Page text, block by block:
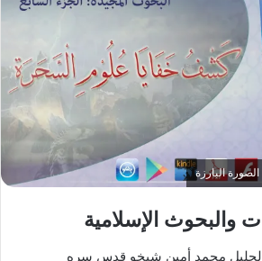
البارزة
والبحوث الإسلامية
الجليل محمد أمين شيخو قدس سره